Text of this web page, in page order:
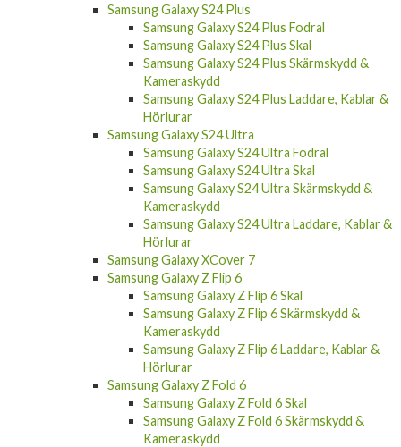
Samsung Galaxy S24 Plus
Samsung Galaxy S24 Plus Fodral
Samsung Galaxy S24 Plus Skal
Samsung Galaxy S24 Plus Skärmskydd &
Kameraskydd
Samsung Galaxy S24 Plus Laddare, Kablar &
Hörlurar
Samsung Galaxy S24 Ultra
Samsung Galaxy S24 Ultra Fodral
Samsung Galaxy S24 Ultra Skal
Samsung Galaxy S24 Ultra Skärmskydd &
Kameraskydd
Samsung Galaxy S24 Ultra Laddare, Kablar &
Hörlurar
Samsung Galaxy XCover 7
Samsung Galaxy Z Flip 6
Samsung Galaxy Z Flip 6 Skal
Samsung Galaxy Z Flip 6 Skärmskydd &
Kameraskydd
Samsung Galaxy Z Flip 6 Laddare, Kablar &
Hörlurar
Samsung Galaxy Z Fold 6
Samsung Galaxy Z Fold 6 Skal
Samsung Galaxy Z Fold 6 Skärmskydd &
Kameraskydd